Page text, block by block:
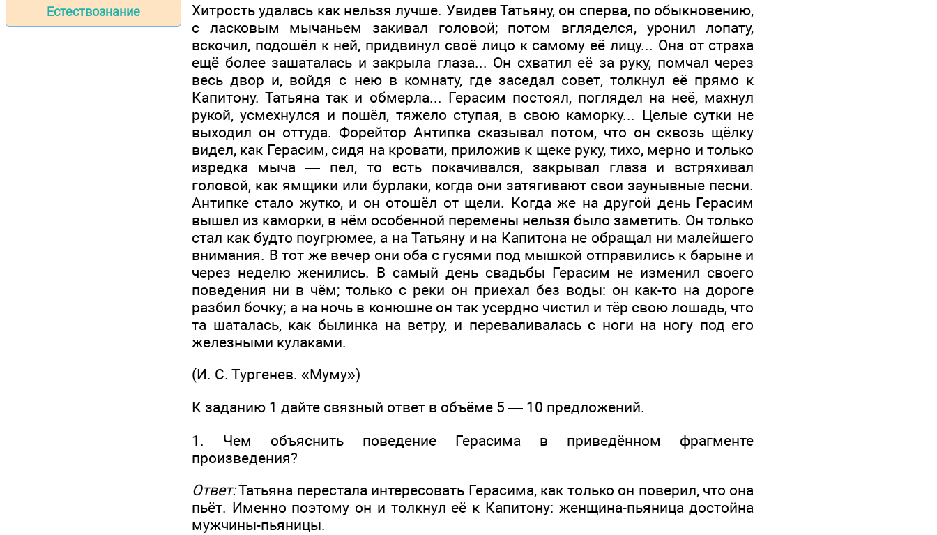
Естествознание
Хитрость удалась как нельзя лучше. Увидев Татьяну, он сперва, по обыкновению,
с ласковым мычаньем закивал головой; потом вгляделся, уронил лопату,
вскочил, подошёл к ней, придвинул своё лицо к самому её лицу... Она от страха
ещё более зашаталась и закрыла глаза... Он схватил её за руку, помчал через
весь двор и, войдя с нею в комнату, где заседал совет, толкнул её прямо к
Капитону. Татьяна так и обмерла... Герасим постоял, поглядел на неё, махнул
рукой, усмехнулся и пошёл, тяжело ступая, в свою каморку... Целые сутки не
выходил он оттуда. Форейтор Антипка сказывал потом, что он сквозь щёлку
видел, как Герасим, сидя на кровати, приложив к щеке руку, тихо, мерно и только
изредка мыча — пел, то есть покачивался, закрывал глаза и встряхивал
головой, как ямщики или бурлаки, когда они затягивают свои заунывные песни.
Антипке стало жутко, и он отошёл от щели. Когда же на другой день Герасим
вышел из каморки, в нём особенной перемены нельзя было заметить. Он только
стал как будто поугрюмее, а на Татьяну и на Капитона не обращал ни малейшего
внимания. В тот же вечер они оба с гусями под мышкой отправились к барыне и
через неделю женились. В самый день свадьбы Герасим не изменил своего
поведения ни в чём; только с реки он приехал без воды: он как-то на дороге
разбил бочку; а на ночь в конюшне он так усердно чистил и тёр свою лошадь, что
та шаталась, как былинка на ветру, и переваливалась с ноги на ногу под его
железными кулаками.
(И. С. Тургенев. «Муму»)
К заданию 1 дайте связный ответ в объёме 5 — 10 предложений.
1. Чем объяснить поведение Герасима в приведённом фрагменте
произведения?
Ответ:Татьяна перестала интересовать Герасима, как только он поверил, что она
пьёт. Именно поэтому он и толкнул её к Капитону: женщина-пьяница достойна
мужчины-пьяницы.